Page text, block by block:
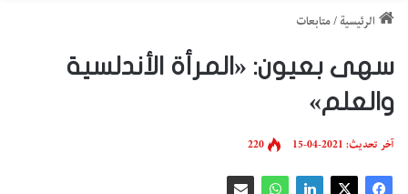
الرئيسية /متابعات
سهى بعيون: «المرأة الأندلسية
والعلم»
آخر تحديث: 2021-04-15 220